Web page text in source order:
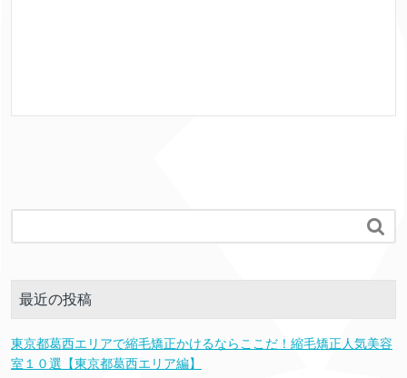

最近の投稿
東京都葛西エリアで縮毛矯正かけるならここだ！縮毛矯正人気美容
室１０選【東京都葛西エリア編】